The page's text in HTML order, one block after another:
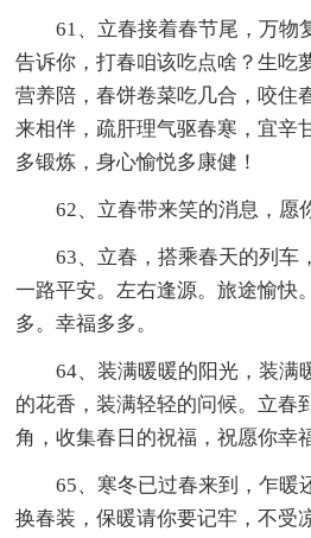
61、立春接着春节尾，万物
告诉你，打春咱该吃点啥？生吃
营养陪，春饼卷菜吃几合，咬住
来相伴，疏肝理气驱春寒，宜辛
多锻炼，身心愉悦多康健！
62、立春带来笑的消息，愿你
63、立春，搭乘春天的列车
一路平安。左右逢源。旅途愉快
多。幸福多多。
64、装满暖暖的阳光，装满
的花香，装满轻轻的问候。立春
角，收集春日的祝福，祝愿你幸
65、寒冬已过春来到，乍暖
换春装，保暖请你要记牢，不受